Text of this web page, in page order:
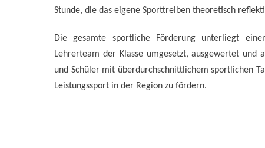
Stunde, die das eigene Sporttreiben theoretisch
Die gesamte sportliche Förderung unterliegt
Lehrerteam der Klasse umgesetzt, ausgewertet und
und Schüler mit überdurchschnittlichem sportlichen
Leistungssport in der Region zu fördern.